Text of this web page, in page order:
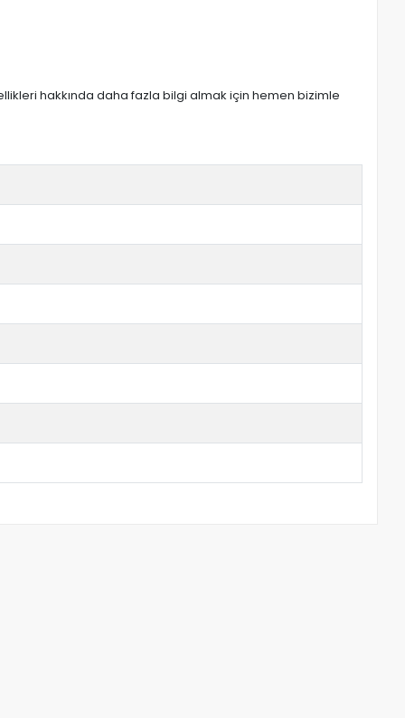
hakkında daha fazla bilgi almak için hemen bizimle